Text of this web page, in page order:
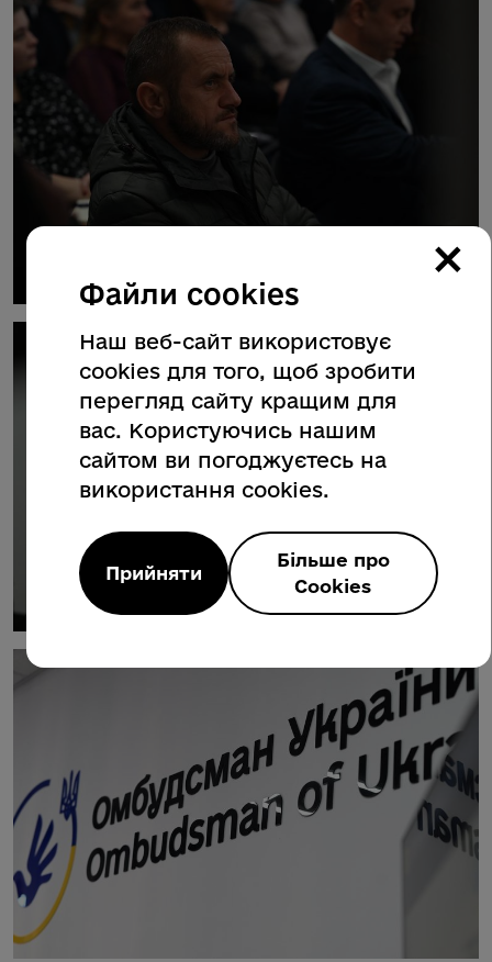
×
Файли cookies
Наш веб-сайт використовує
cookies для того, щоб зробити
перегляд сайту кращим для
вас. Користуючись нашим
сайтом ви погоджуєтесь на
використання cookies.
Прийняти
Більше про
Cookies